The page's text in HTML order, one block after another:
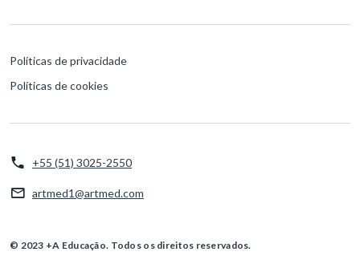
Políticas de privacidade
Políticas de cookies
+55 (51) 3025-2550
artmed1@artmed.com
© 2023 +A Educação. Todos os direitos reservados.